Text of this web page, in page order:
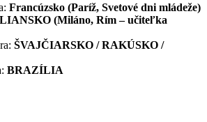
Francúzsko (Paríž, Svetové dni mládeže)
(Miláno, Rím – učiteľka
ŠVAJČIARSKO / RAKÚSKO /
BRAZÍLIA